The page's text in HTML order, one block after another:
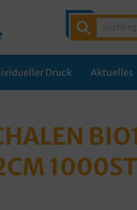
Druck Aktuelles
1000ST